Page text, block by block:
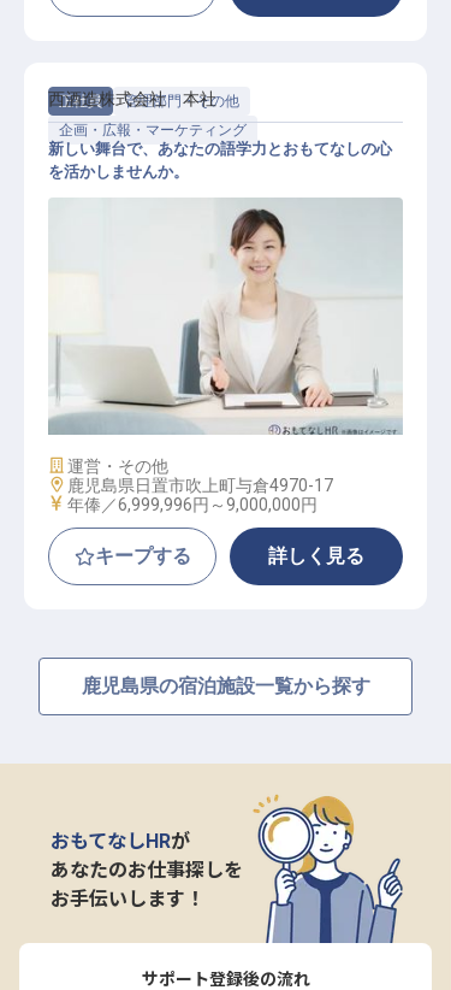
正社員
管理部門・その他
企画・広報・マーケティング
海外事業企画・推進
西酒造株式会社 本社
新しい舞台で、あなたの語学力とおもてなしの心
を活かしませんか。
施設業態
運営・その他
勤務地
鹿児島県日置市吹上町与倉4970-17
給与
年俸／6,999,996円～9,000,000円
キープする 詳しく見る
鹿児島県の宿泊施設一覧から探す
おもてなしHRが
あなたのお仕事探しを
お手伝いします！
サポート登録後の流れ